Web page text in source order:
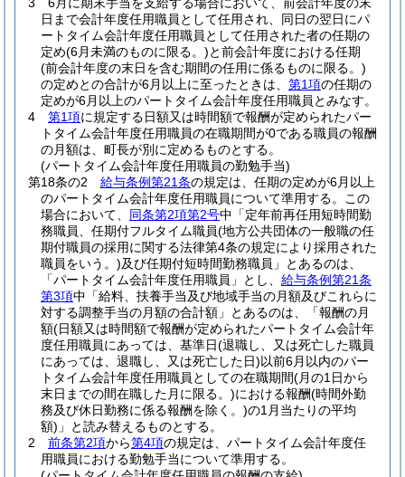
日まで会計年度任用職員として任用され、同日の翌日にパ
ートタイム会計年度任用職員として任用された者の任期の
定め(6月未満のものに限る。)と前会計年度における任期
(前会計年度の末日を含む期間の任用に係るものに限る。)
の定めとの合計が6月以上に至ったときは、 第1項の任期の
定めが6月以上のパートタイム会計年度任用職員とみなす。
4
第1項に規定する日額又は時間額で報酬が定められたパー
トタイム会計年度任用職員の在職期間が0である職員の報酬
の月額は、町長が別に定めるものとする。
(パートタイム会計年度任用職員の勤勉手当)
第18条の2
給与条例第21条の規定は、任期の定めが6月以上
のパートタイム会計年度任用職員について準用する。
この
場合において、 同条第2項第2号中「定年前再任用短時間勤
務職員、任期付フルタイム職員(地方公共団体の一般職の任
期付職員の採用に関する法律第4条の規定により採用された
職員をいう。)及び任期付短時間勤務職員」とあるのは、
「パートタイム会計年度任用職員」とし、 給与条例第21条
第3項中「給料、扶養手当及び地域手当の月額及びこれらに
対する調整手当の月額の合計額」とあるのは、「報酬の月
額(日額又は時間額で報酬が定められたパートタイム会計年
度任用職員にあっては、基準日(退職し、又は死亡した職員
にあっては、退職し、又は死亡した日)以前6月以内のパー
トタイム会計年度任用職員としての在職期間(月の1日から
末日までの間在職した月に限る。)における報酬(時間外勤
務及び休日勤務に係る報酬を除く。)の1月当たりの平均
額) 」と読み替えるものとする。
2
前条第2項から第4項の規定は、パートタイム会計年度任
用職員における勤勉手当について準用する。